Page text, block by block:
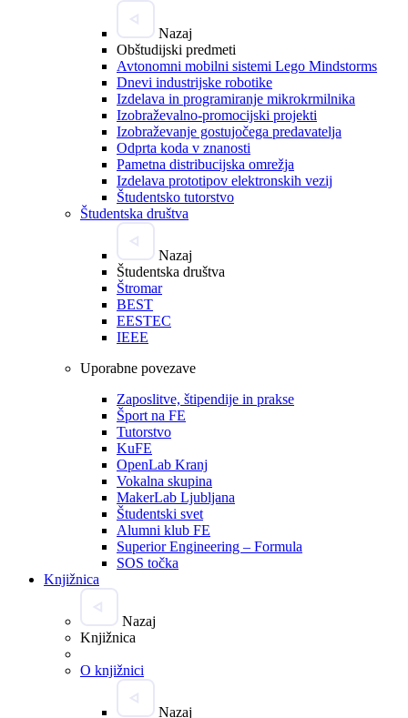
Nazaj
Obštudijski predmeti
Avtonomni mobilni sistemi Lego Mindstorms
Dnevi industrijske robotike
Izdelava in programiranje mikrokrmilnika
Izobraževalno-promocijski projekti
Izobraževanje gostujočega predavatelja
Odprta koda v znanosti
Pametna distribucijska omrežja
Izdelava prototipov elektronskih vezij
Študentsko tutorstvo
Študentska društva
Nazaj
Študentska društva
Štromar
BEST
EESTEC
IEEE
Uporabne povezave
Zaposlitve, štipendije in prakse
Šport na FE
Tutorstvo
KuFE
OpenLab Kranj
Vokalna skupina
MakerLab Ljubljana
Študentski svet
Alumni klub FE
Superior Engineering – Formula
SOS točka
Knjižnica
Nazaj
Knjižnica
O knjižnici
Nazaj